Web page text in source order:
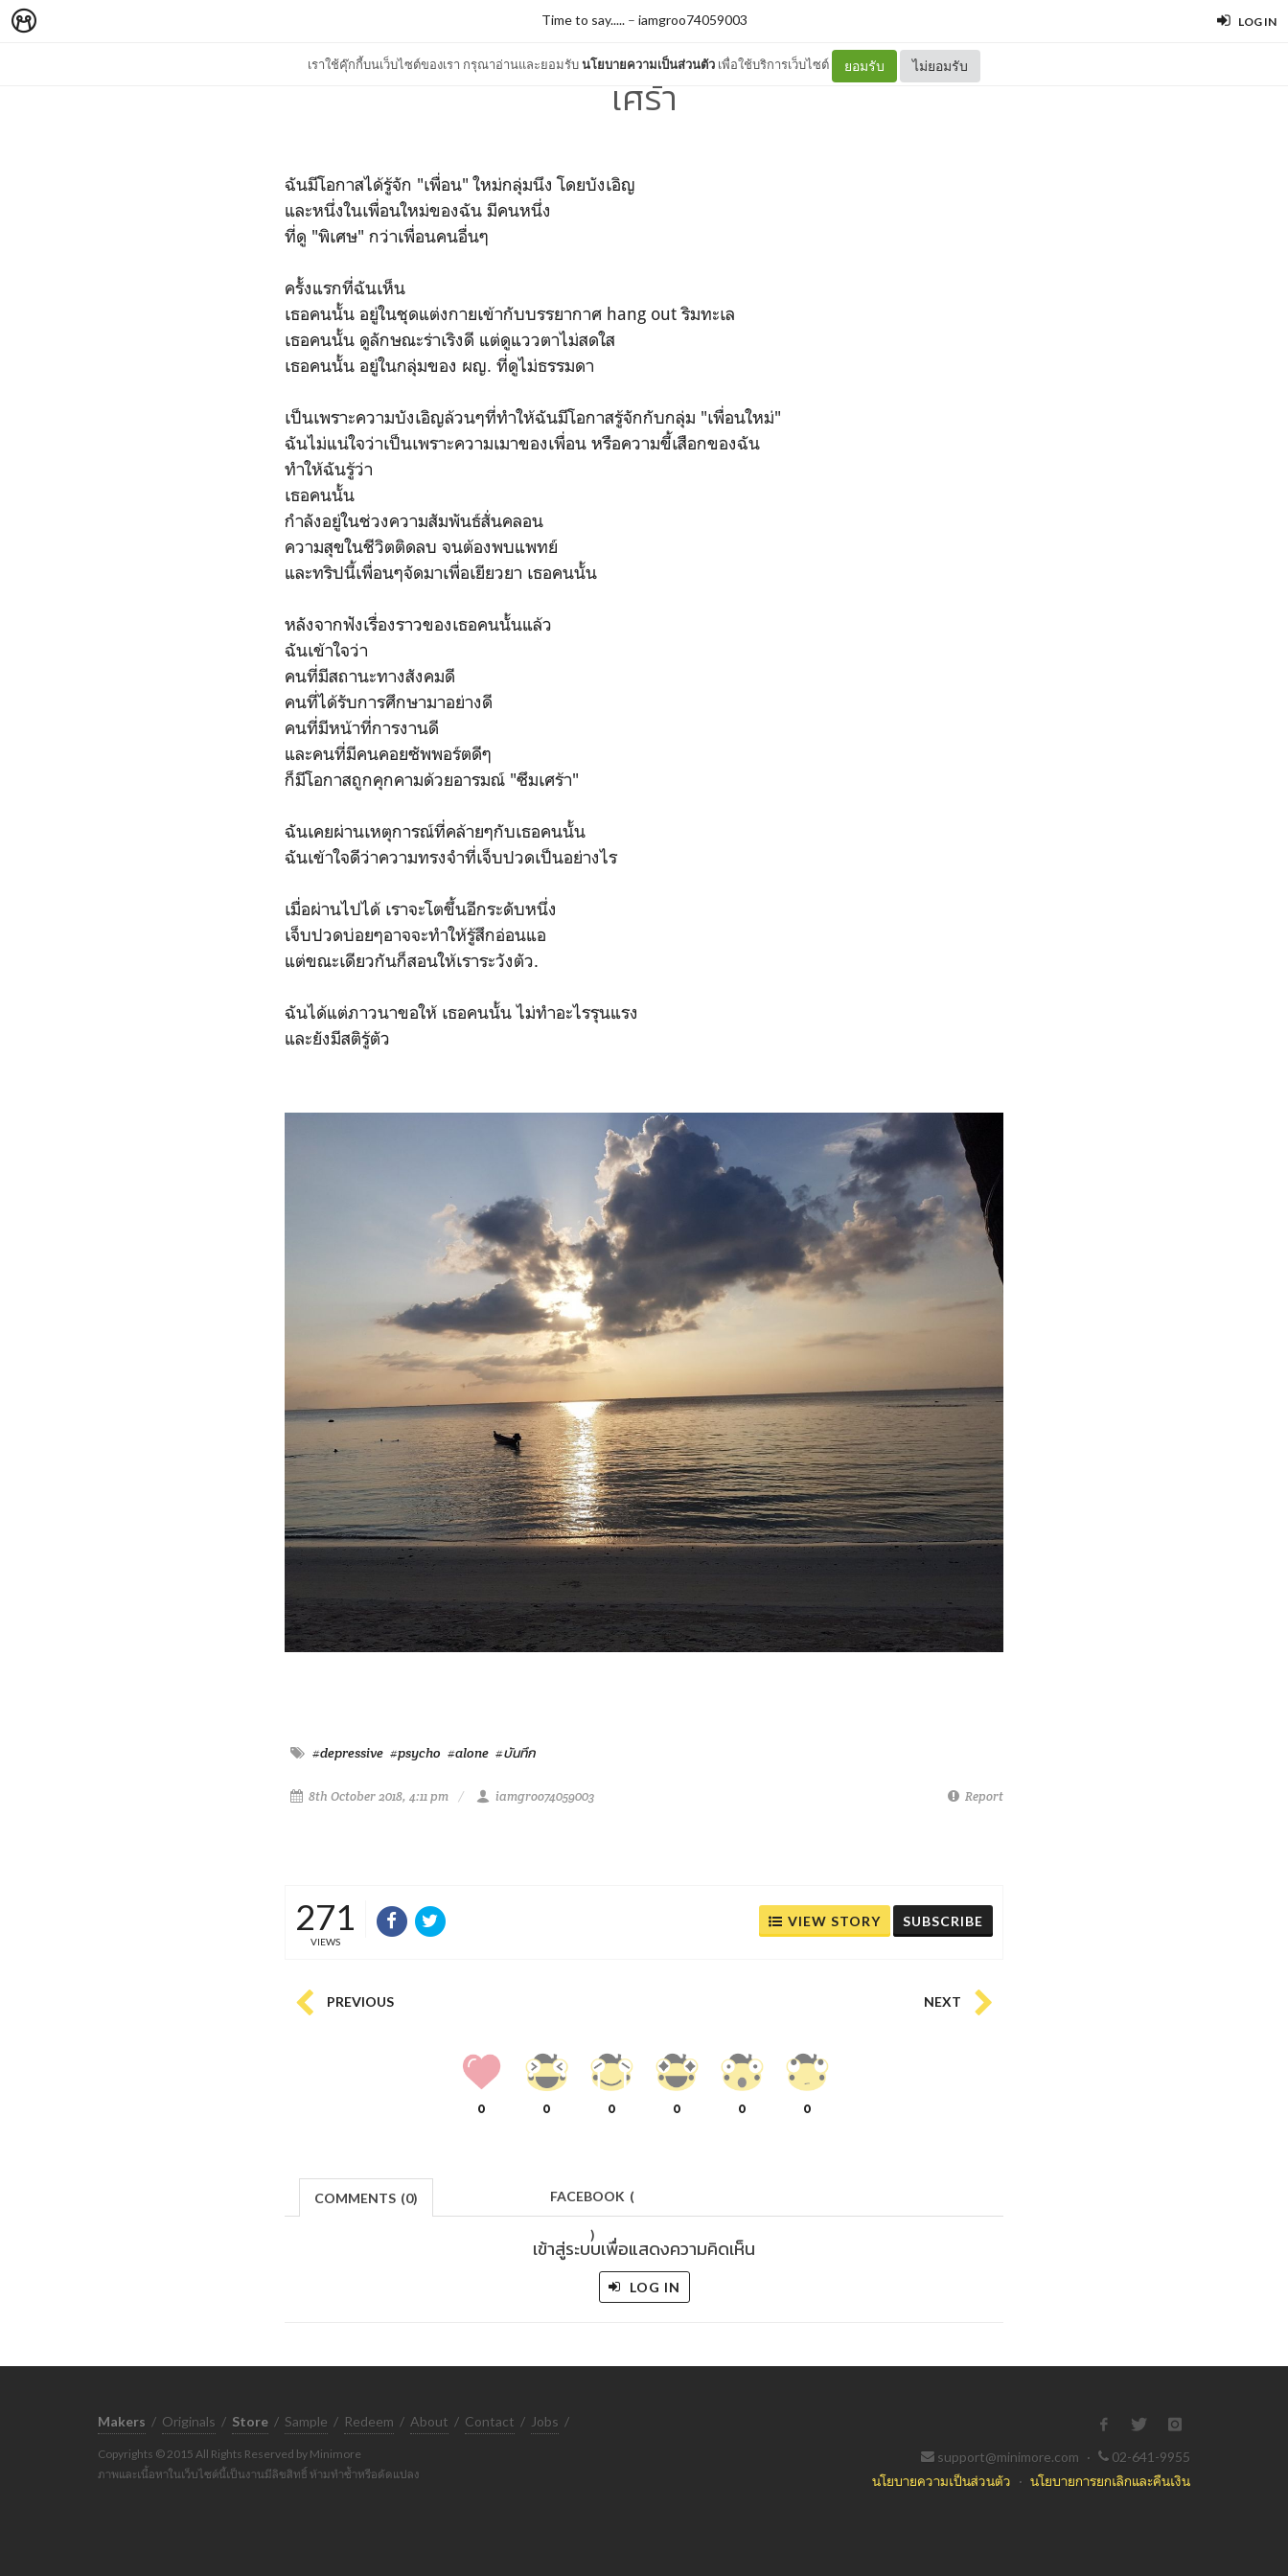
LOG IN
เราใช้คุ๊กกี้บนเว็บไซต์ของเรา กรุณาอ่านและยอมรับนโยบายความเป็นส่วนตัว เพื่อใช้บริการเว็บไซต์ ยอมรับ ไม่ยอมรับ
Time to say.....– iamgroo74059003
เศร้า
ฉันมีโอกาสได้รู้จัก "เพื่อน" ใหม่กลุ่มนึง โดยบังเอิญ
และหนึ่งในเพื่อนใหม่ของฉัน มีคนหนึ่ง
ที่ดู "พิเศษ" กว่าเพื่อนคนอื่นๆ
ครั้งแรกที่ฉันเห็น
เธอคนนั้น อยู่ในชุดแต่งกายเข้ากับบรรยากาศ hang out ริมทะเล
เธอคนนั้น ดูลักษณะร่าเริงดี แต่ดูแววตาไม่สดใส
เธอคนนั้น อยู่ในกลุ่มของ ผญ. ที่ดูไม่ธรรมดา
เป็นเพราะความบังเอิญล้วนๆที่ทำให้ฉันมีโอกาสรู้จักกับกลุ่ม "เพื่อนใหม่"
ฉันไม่แน่ใจว่าเป็นเพราะความเมาของเพื่อน หรือความขี้เสือกของฉัน
ทำให้ฉันรู้ว่า
เธอคนนั้น
กำลังอยู่ในช่วงความสัมพันธ์สั่นคลอน
ความสุขในชีวิตติดลบ จนต้องพบแพทย์
และทริปนี้เพื่อนๆจัดมาเพื่อเยียวยา เธอคนนั้น
หลังจากฟังเรื่องราวของเธอคนนั้นแล้ว
ฉันเข้าใจว่า
คนที่มีสถานะทางสังคมดี
คนที่ได้รับการศึกษามาอย่างดี
คนที่มีหน้าที่การงานดี
และคนที่มีคนคอยซัพพอร์ตดีๆ
ก็มีโอกาสถูกคุกคามด้วยอารมณ์ "ซึมเศร้า"
ฉันเคยผ่านเหตุการณ์ที่คล้ายๆกับเธอคนนั้น
ฉันเข้าใจดีว่าความทรงจำที่เจ็บปวดเป็นอย่างไร
เมื่อผ่านไปได้ เราจะโตขึ้นอีกระดับหนึ่ง
เจ็บปวดบ่อยๆอาจจะทำให้รู้สึกอ่อนแอ
แต่ขณะเดียวกันก็สอนให้เราระวังตัว.
ฉันได้แต่ภาวนาขอให้ เธอคนนั้น ไม่ทำอะไรรุนแรง
และยังมีสติรู้ตัว
#depressive #psycho #alone #บันทึก
8th October 2018, 4:11 pm iamgroo74059003 Report
271
VIEWS
VIEW STORY SUBSCRIBE
PREVIOUS NEXT
0 0 0 0 0 0
COMMENTS (0) FACEBOOK (
)
เข้าสู่ระบบเพื่อแสดงความคิดเห็น
LOG IN
Makers / Originals / Store / Sample / Redeem / About / Contact / Jobs /
Copyrights © 2015 All Rights Reserved by Minimore
ภาพและเนื้อหาในเว็บไซต์นี้เป็นงานมีลิขสิทธิ์ ห้ามทำซ้ำหรือดัดแปลง
support@minimore.com ·
02-641-9955
นโยบายความเป็นส่วนตัว · นโยบายการยกเลิกและคืนเงิน